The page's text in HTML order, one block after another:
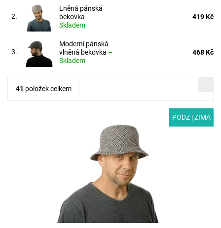
2.
Lněná pánská
bekovka –
Skladem
419 Kč
3.
Moderní pánská
vlněná bekovka –
Skladem
468 Kč
41 položek celkem
PODZ | ZIMA
MODEL: T02-1 | Originální sportovní pánský klobouk s úzkou
krempou ušitý z vlněné látky vzoru esterházy. Díky všité